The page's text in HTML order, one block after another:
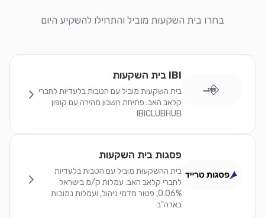
בחרו בית השקעות מוביל והתחילו להשקיע היום
IBI בית השקעות
בית השקעות מוביל עם הטבות בלעדיות לחברי
קלאב האב. פתיחת חשבון מהירה עם קופון
IBICLUBHUB
פסגות בית השקעות
בית ההשקעות מוביל עם הטבות בלעדיות
לחברי קלאב האב: עמלות ק/מ בישראל
0.06%, פטור מדמי ניהול, ועמלות נמוכות
בארה"ב